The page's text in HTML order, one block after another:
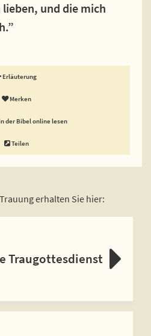
und die mich
Erläuterung
Merken
der Bibel online lesen
Teilen
erhalten Sie hier:
Traugottesdienst